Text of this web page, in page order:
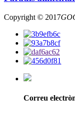
Copyright © 2017
Correu